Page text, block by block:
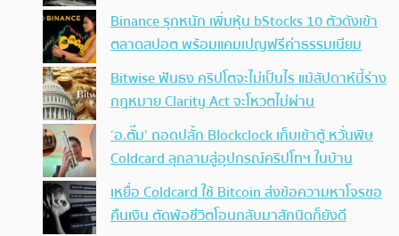
Binance รุกหนัก เพิ่มหุ้น bStocks 10 ตัวดังเข้า
ตลาดสปอต พร้อมแคมเปญฟรีค่าธรรมเนียม
Bitwise ฟันธง คริปโตจะไม่เป็นไร แม้สัปดาห์นี้ร่าง
กฎหมาย Clarity Act จะโหวตไม่ผ่าน
‘อ.ตั๊ม’ ถอดปลั้ก Blockclock เก็บเข้าตู้ หวั่นพิษ
Coldcard ลุกลามสู่อุปกรณ์คริปโทฯ ในบ้าน
เหยื่อ Coldcard ใช้ Bitcoin ส่งข้อความหาโจรขอ
คืนเงิน ตัดพ้อชีวิตโอนกลับมาสักนิดก็ยังดี